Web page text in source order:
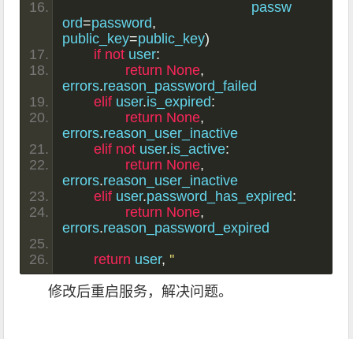
ord=password,
public_key=public_key)
if not user:
return None,
errors.reason_password_failed
elif user.is_expired:
return None,
errors.reason_user_inactive
elif not user.is_active:
return None,
errors.reason_user_inactive
elif user.password_has_expired:
return None,
errors.reason_password_expired
return user, ''
修改后重启服务，解决问题。